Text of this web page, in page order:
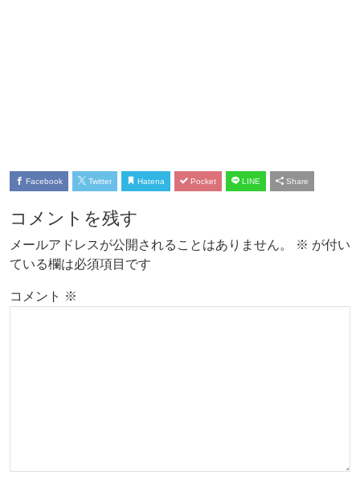
Facebook Twitter Hatena Pocket LINE Share
コメントを残す
メールアドレスが公開されることはありません。 ※ が付い
ている欄は必須項目です
コメント ※